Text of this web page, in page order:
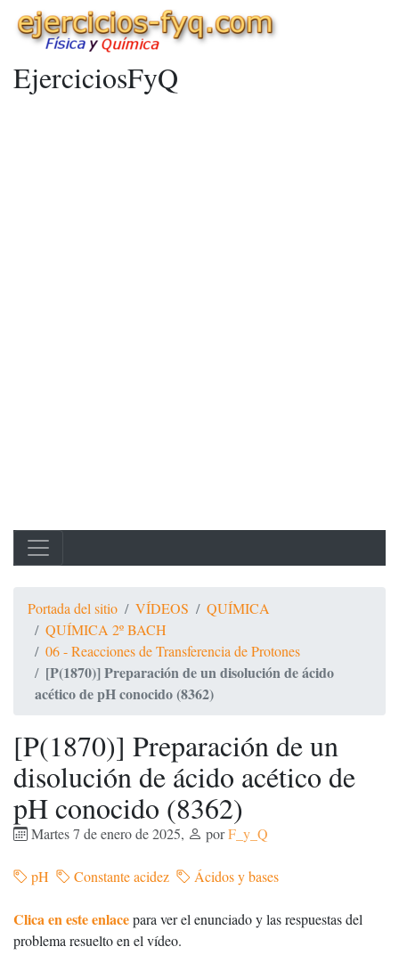
EjerciciosFyQ
Portada del sitio VÍDEOS
QUÍMICA
QUÍMICA 2º BACH
06 - Reacciones de Transferencia de Protones
[P(1870)] Preparación de un disolución de ácido
acético de pH conocido (8362)
[P(1870)] Preparación de un
disolución de ácido acético de
pH conocido (8362)
Martes 7 de enero de 2025, porF_y_Q
pH Constante acidez Ácidos y bases
Clica en este enlacepara ver el enunciado y las respuestas del
problema resuelto en el vídeo.